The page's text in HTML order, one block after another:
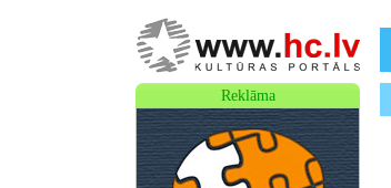
Reklāma